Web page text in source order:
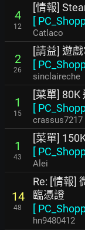
4
12
[情報]
[
Catlaco
2
26
[請益] 遊
[
sinclaireche
1
15
[菜單] 80K
[
crassus7217
1
43
[菜單]
[
Alei
14
48
Re: [情報]
臨憑證
[
hn9480412